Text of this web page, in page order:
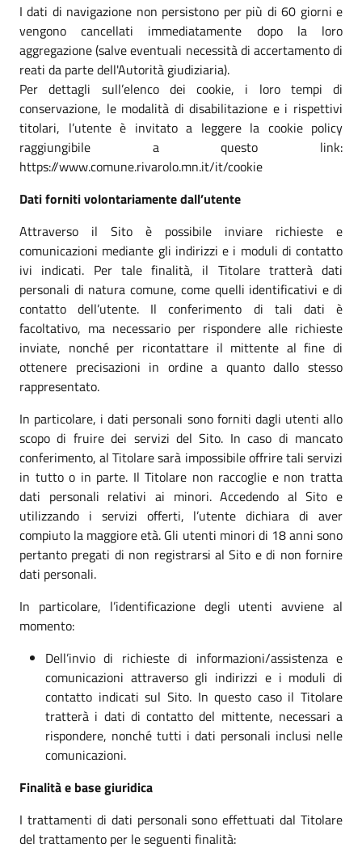
I dati di navigazione non persistono per più di 60 giorni e
vengono cancellati immediatamente dopo la loro
aggregazione (salve eventuali necessità di accertamento di
reati da parte dell'Autorità giudiziaria).
Per dettagli sull’elenco dei cookie, i loro tempi di
conservazione, le modalità di disabilitazione e i rispettivi
titolari, l’utente è invitato a leggere la cookie policy
raggiungibile a questo link:
https://www.comune.rivarolo.mn.it/it/cookie
Dati forniti volontariamente dall’utente
Attraverso il Sito è possibile inviare richieste e
comunicazioni mediante gli indirizzi e i moduli di contatto
ivi indicati. Per tale finalità, il Titolare tratterà dati
personali di natura comune, come quelli identificativi e di
contatto dell’utente. Il conferimento di tali dati è
facoltativo, ma necessario per rispondere alle richieste
inviate, nonché per ricontattare il mittente al fine di
ottenere precisazioni in ordine a quanto dallo stesso
rappresentato.
In particolare, i dati personali sono forniti dagli utenti allo
scopo di fruire dei servizi del Sito. In caso di mancato
conferimento, al Titolare sarà impossibile offrire tali servizi
in tutto o in parte. Il Titolare non raccoglie e non tratta
dati personali relativi ai minori. Accedendo al Sito e
utilizzando i servizi offerti, l’utente dichiara di aver
compiuto la maggiore età. Gli utenti minori di 18 anni sono
pertanto pregati di non registrarsi al Sito e di non fornire
dati personali.
In particolare, l’identificazione degli utenti avviene al
momento:
Dell’invio di richieste di informazioni/assistenza e
comunicazioni attraverso gli indirizzi e i moduli di
contatto indicati sul Sito. In questo caso il Titolare
tratterà i dati di contatto del mittente, necessari a
rispondere, nonché tutti i dati personali inclusi nelle
comunicazioni.
Finalità e base giuridica
I trattamenti di dati personali sono effettuati dal Titolare
del trattamento per le seguenti finalità: